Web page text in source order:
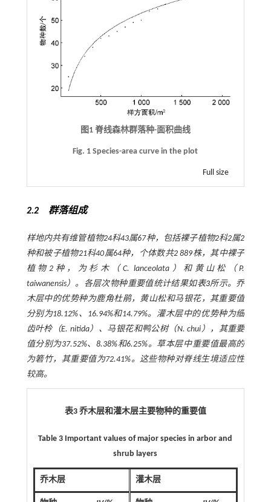
图1 脊线森林群落种-面积曲线
Fig. 1 Species-area curve in the plot
Full size
2.2 群落组成
样地内共有维管植物24科43属67种，包括裸子植物2科2属2
种和被子植物21科40属64种，个体数共2 889株，其中裸子
植物2种，为杉木（ C. lanceolata ）和黄山松（P.
taiwanensis）。各层次物种重要值统计结果如表3所示。乔
木层中的优势种为鹿角杜鹃，黄山松和马银花 ，其重要值
分别为18.12%、16.94%和14.79%。灌木层中的优势种为细
齿叶柃（E. nitida）、马银花和鸭公树（N. chui），其重要
值分别为37.52%、8.38%和6.25%。草本层中重要值最高的
为箬竹，其重要值为72.41%。这些物种对脊线生境适应性
较高。
表3 乔木层和灌木层主要物种的重要值
Table 3 Important values of major species in arbor and
shrub layers
乔木层 灌木层